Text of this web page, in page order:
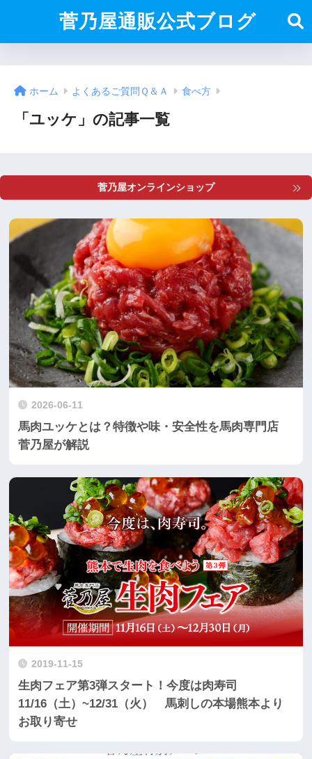
菅乃屋通販公式ブログ
ホーム よくあるご質問Ｑ＆Ａ 食べ方
「ユッケ」の記事一覧
菅乃屋オンラインショップ
2026-06-11
馬肉ユッケとは？特徴や味・安全性を馬肉専門店
菅乃屋が解説
2019-11-15
生肉フェア第3弾スタート！今度は肉寿司
11/16（土）~12/31（火） 馬刺しの本場熊本より
お取り寄せ